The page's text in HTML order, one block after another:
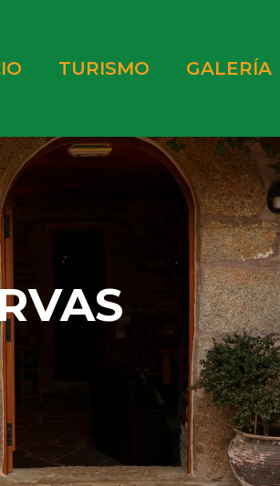
TURISMO GALERÍA